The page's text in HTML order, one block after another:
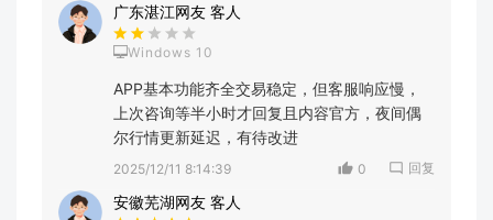
广东湛江网友 客人
Windows 10
APP基本功能齐全交易稳定，但客服响应慢，
上次咨询等半小时才回复且内容官方，夜间偶
尔行情更新延迟，有待改进
2025/12/11 8:14:39 0 回复
安徽芜湖网友 客人